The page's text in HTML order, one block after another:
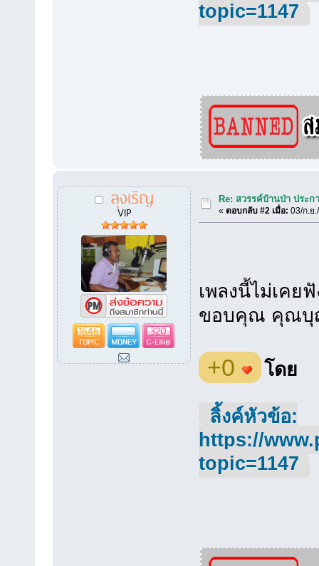
topic=1147
ลุงเริญ
VIP
1646 320
Re: สวรรค์บ้านป่า ประก
«ตอบกลับ #2 เมื่อ: 03/ก.ย
เพลงนี้ไม่เคย
ขอบคุณ คุณบุ
+0 โดย
ลิ้งค์หัวข้อ:
https://
topic=1147